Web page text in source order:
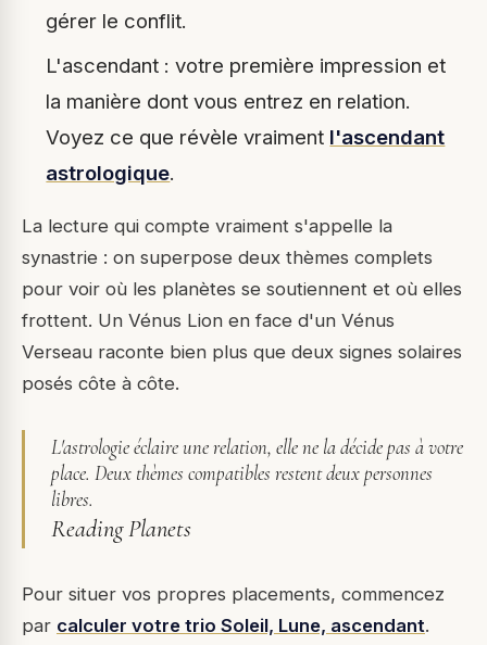
gérer le conflit.
L'ascendant : votre première impression et
la manière dont vous entrez en relation.
Voyez ce que révèle vraiment l'ascendant
astrologique.
La lecture qui compte vraiment s'appelle la
synastrie : on superpose deux thèmes complets
pour voir où les planètes se soutiennent et où elles
frottent. Un Vénus Lion en face d'un Vénus
Verseau raconte bien plus que deux signes solaires
posés côte à côte.
L'astrologie éclaire une relation, elle ne la décide pas à votre
place. Deux thèmes compatibles restent deux personnes
libres.
Reading Planets
Pour situer vos propres placements, commencez
par calculer votre trio Soleil, Lune, ascendant.